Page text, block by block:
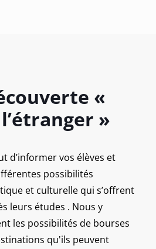
«
»
d’informer vos élèves et
possibilités
et culturelle qui s’offrent
leurs études . Nous y
les possibilités de bourses
qu'ils peuvent